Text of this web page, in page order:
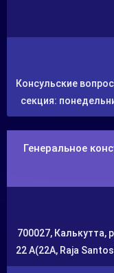
Консульские
секция:
Генеральное
700027, Калькутта,
22 A(22A, Raja